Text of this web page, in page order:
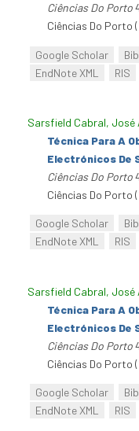
Ciências Do Porto
Ciências Do Porto
Google Scholar
EndNote XML
RIS
Sarsfield Cabral, José
Técnica Para A
Electrónicos De
Ciências Do Porto
Ciências Do Porto
Google Scholar
EndNote XML
RIS
Sarsfield Cabral, José
Técnica Para A
Electrónicos De
Ciências Do Porto
Ciências Do Porto
Google Scholar
EndNote XML
RIS